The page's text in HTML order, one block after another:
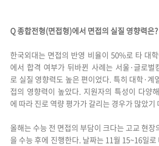
Q 종합전형(면접형)에서 면접의 실질 영향력은?
한국외대는 면접의 반영 비율이 50%로 타 대
에서 합격 여부가 뒤바뀐 사례는 서울·글로벌
로 실질 영향력도 높은 편이었다. 특히 대학·계
접의 영향력이 높았다. 지원자의 특성이 다양
에 따라 진로 역량 평가가 갈리는 경우가 많았기
올해는 수능 전 면접의 부담이 크다는 고교 현장
을 수능 후에 진행한다. 날짜는 11월 15~16일로